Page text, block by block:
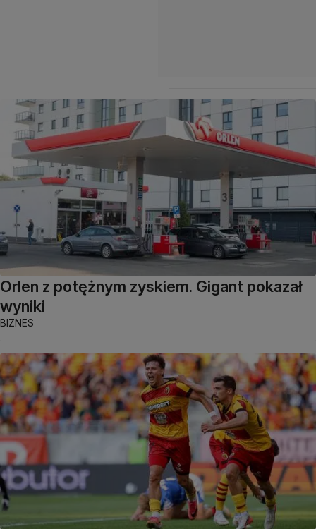
Orlen z potężnym zyskiem. Gigant pokazał
wyniki
BIZNES